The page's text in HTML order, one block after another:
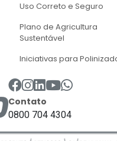
Uso Correto e Seguro
Plano de Agricultura
Sustentável
Iniciativas para
Contato
0800 704 4304